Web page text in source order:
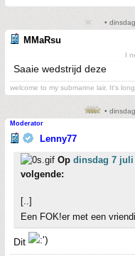
•
MMaRsu
I
Saaie wedstrijd deze
welcome to my submarine lair. It's
•
Moderator
Lenny77
Op dinsdag 7 juli
volgende:
[..]
Een FOK!er met een
Dit